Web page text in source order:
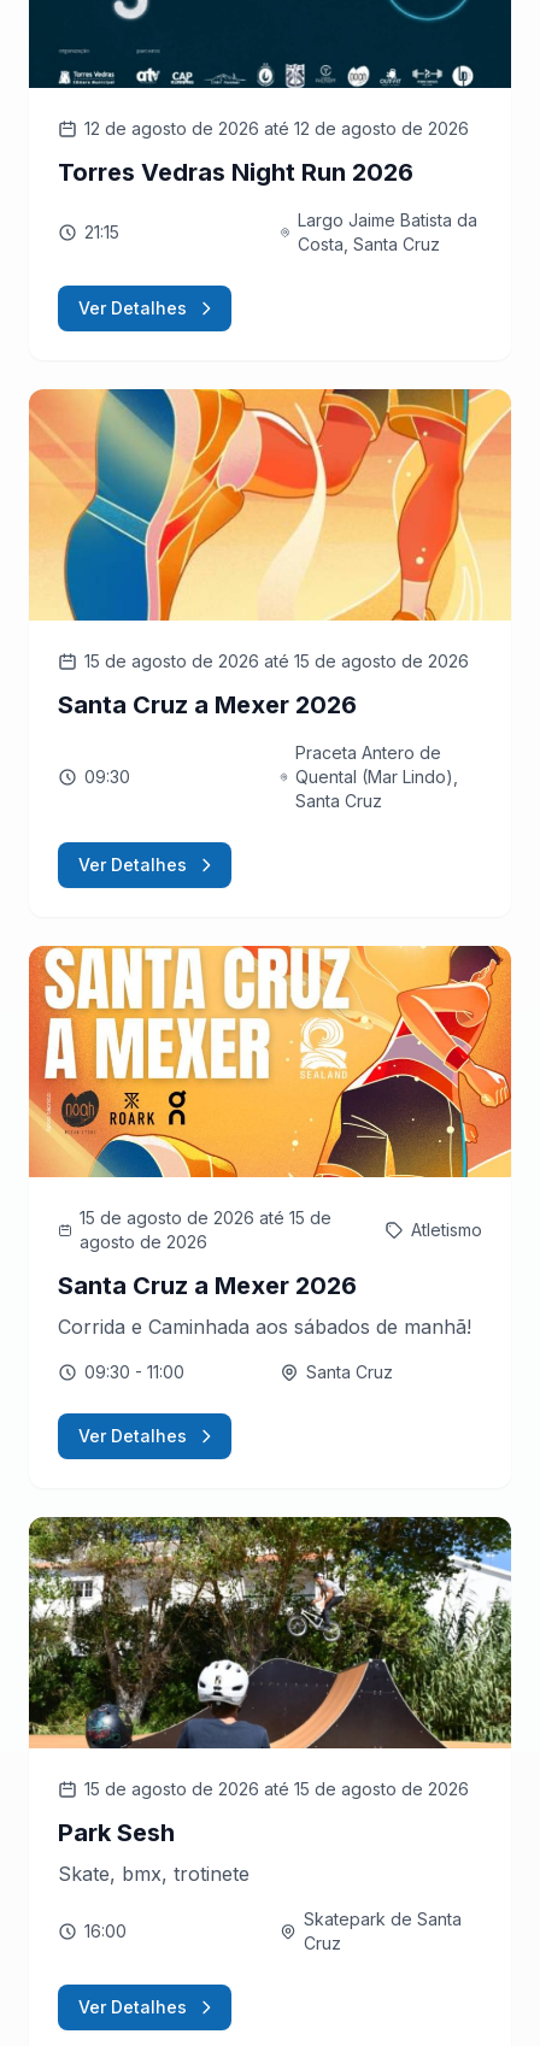
12 de agosto de 2026 até 12 de agosto de 2026
Torres Vedras Night Run 2026
21:15
Largo Jaime Batista da
Costa, Santa Cruz
Ver Detalhes
15 de agosto de 2026 até 15 de agosto de 2026
Santa Cruz a Mexer 2026
09:30
Praceta Antero de
Quental (Mar Lindo),
Santa Cruz
Ver Detalhes
15 de agosto de 2026 até 15 de
agosto de 2026
Atletismo
Santa Cruz a Mexer 2026
Corrida e Caminhada aos sábados de manhã!
09:30 - 11:00 Santa Cruz
Ver Detalhes
15 de agosto de 2026 até 15 de agosto de 2026
Park Sesh
Skate, bmx, trotinete
16:00
Skatepark de Santa
Cruz
Ver Detalhes